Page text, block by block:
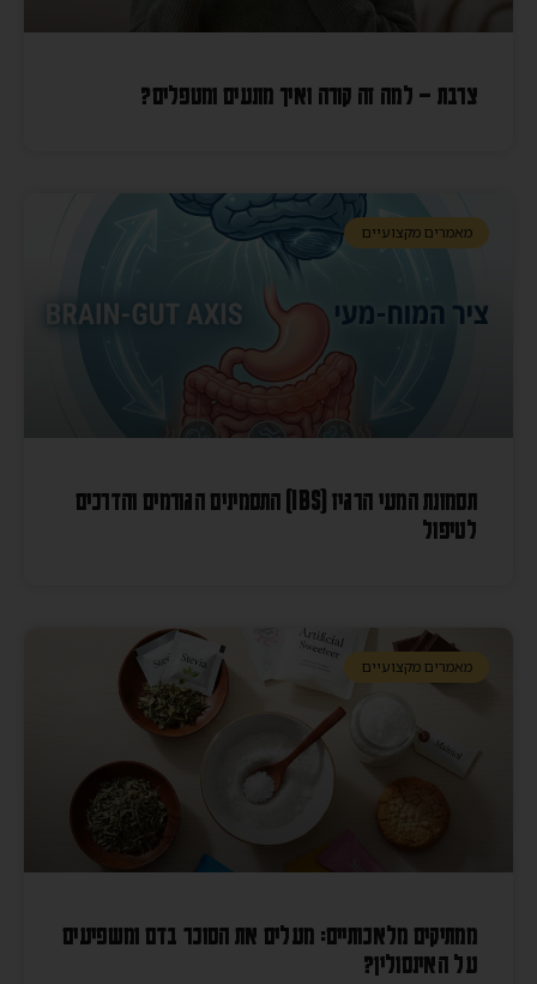
צרבת – למה זה קורה ואיך מונעים ומטפלים?
מאמרים מקצועיים
תסמונת המעי הרגיז (IBS) התסמינים הגורמים והדרכים
לטיפול
מאמרים מקצועיים
ממתיקים מלאכותיים: מעלים את הסוכר בדם ומשפיעים
על האינסולין?